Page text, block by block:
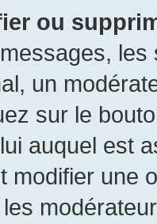
ou
un
sur le
auquel est
modifier une